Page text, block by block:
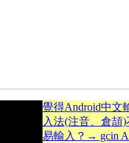
覺得Android中文
入法(注音、倉頡)
易輸入？→ gcin